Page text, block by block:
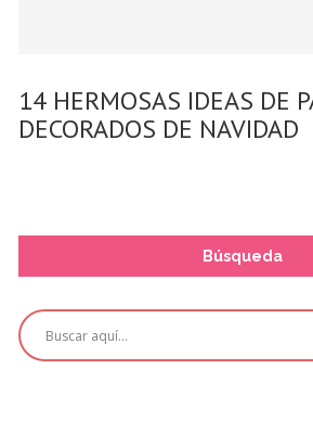
14 HERMOSAS IDEAS DE
DECORADOS DE NAVIDAD
Búsqueda